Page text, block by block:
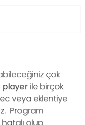
çok
playerile birçok
veya eklentiye
Program